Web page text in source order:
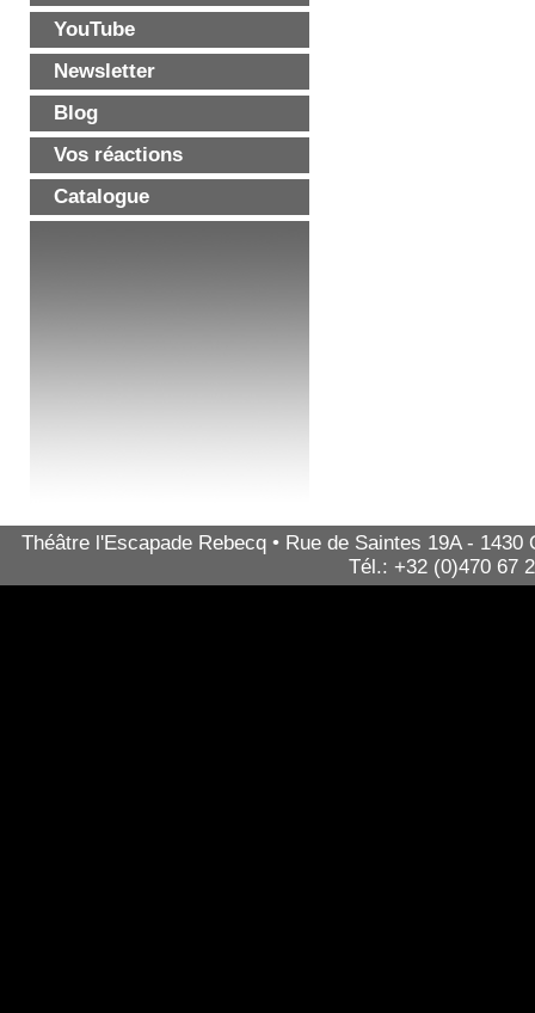
YouTube
Newsletter
Blog
Vos réactions
Catalogue
Théâtre l'Escapade Rebecq • Rue de Saintes 19A -
Tél.: +32 (0)470 67